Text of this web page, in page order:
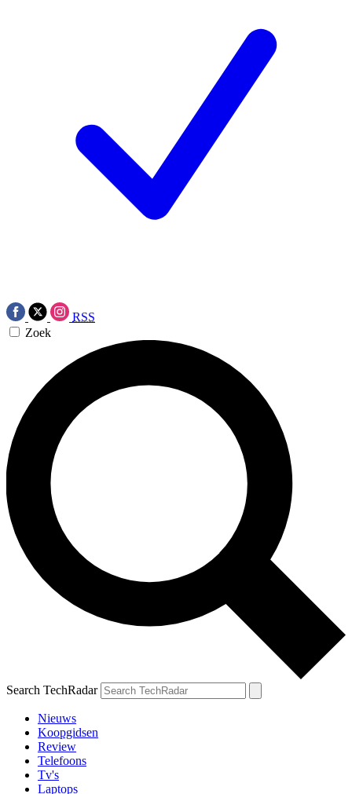
RSS
Zoek
Search TechRadar
Nieuws
Koopgidsen
Review
Telefoons
Tv's
Laptops